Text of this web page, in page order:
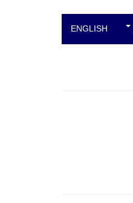
ENGLISH